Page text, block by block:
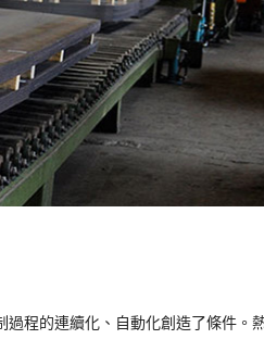
程的連續化、自動化創造了條件。